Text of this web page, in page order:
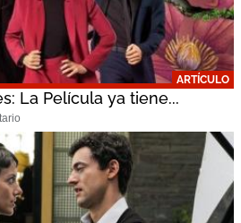
ARTÍCULO
La Película ya tiene...